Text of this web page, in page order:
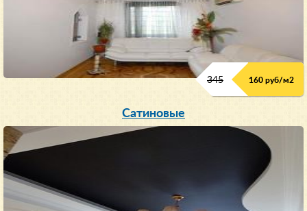
345 160 руб/м2
Сатиновые